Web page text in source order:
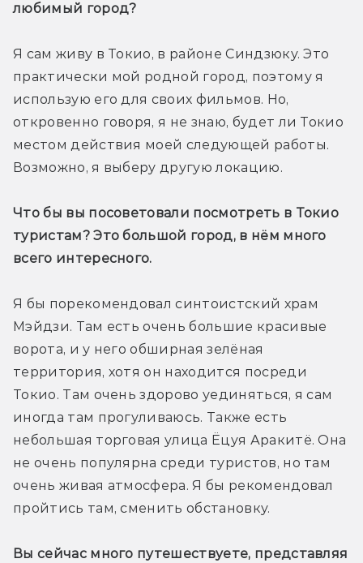
любимый город?
Я сам живу в Токио, в районе Синдзюку. Это
практически мой родной город, поэтому я
использую его для своих фильмов. Но,
откровенно говоря, я не знаю, будет ли Токио
местом действия моей следующей работы.
Возможно, я выберу другую локацию.
Что бы вы посоветовали посмотреть в Токио
туристам? Это большой город, в нём много
всего интересного.
Я бы порекомендовал синтоистский храм
Мэйдзи. Там есть очень большие красивые
ворота, и у него обширная зелёная
территория, хотя он находится посреди
Токио. Там очень здорово уединяться, я сам
иногда там прогуливаюсь. Также есть
небольшая торговая улица Ёцуя Аракитё. Она
не очень популярна среди туристов, но там
очень живая атмосфера. Я бы рекомендовал
пройтись там, сменить обстановку.
Вы сейчас много путешествуете, представляя